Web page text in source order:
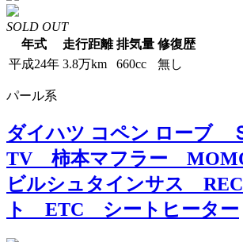
SOLD OUT
年式
走行距離 排気量 修復歴
平成24年 3.8万km 660cc 無し
パール系
ダイハツ コペン ローブ
TV 柿本マフラー
ビルシュタインサス
ト ETC シートヒーター